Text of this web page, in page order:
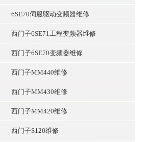
6SE70伺服驱动变频器维修
西门子6SE71工程变频器维修
西门子6SE70变频器维修
西门子MM440维修
西门子MM430维修
西门子MM420维修
西门子S120维修